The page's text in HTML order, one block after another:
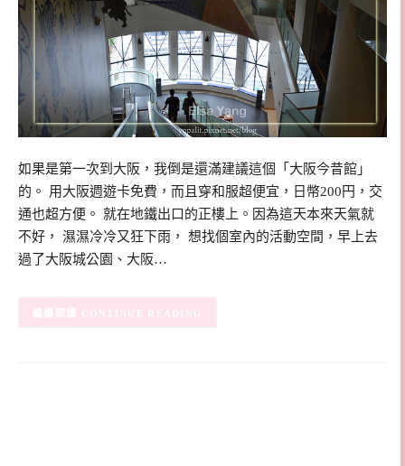
如果是第一次到大阪，我倒是還滿建議這個「大阪今昔館」
的。 用大阪週遊卡免費，而且穿和服超便宜，日幣200円，交
通也超方便。 就在地鐵出口的正樓上。因為這天本來天氣就
不好， 濕濕冷冷又狂下雨， 想找個室內的活動空間，早上去
過了大阪城公園、大阪…
CONTINUE READING